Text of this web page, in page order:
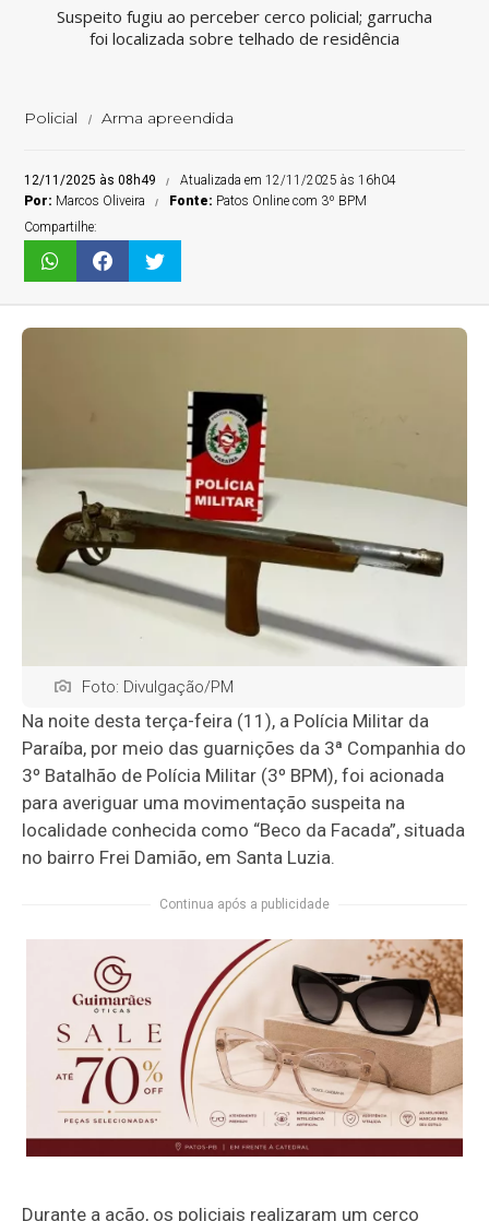
Suspeito fugiu ao perceber cerco policial; garrucha
foi localizada sobre telhado de residência
Policial Arma apreendida
12/11/2025 às 08h49
Atualizada em 12/11/2025 às 16h04
Por: Marcos Oliveira Fonte: Patos Online com 3º BPM
Compartilhe:
Foto: Divulgação/PM
Na noite desta terça-feira (11), a Polícia Militar da
Paraíba, por meio das guarnições da 3ª Companhia do
3º Batalhão de Polícia Militar (3º BPM), foi acionada
para averiguar uma movimentação suspeita na
localidade conhecida como “Beco da Facada”, situada
no bairro Frei Damião, em Santa Luzia.
Continua após a publicidade
Durante a ação, os policiais realizaram um cerco